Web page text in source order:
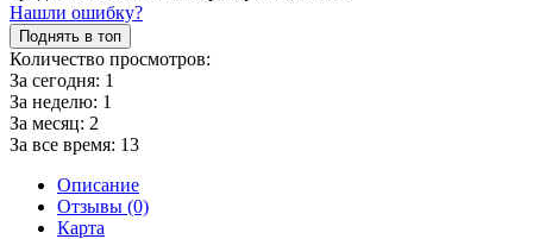
Нашли ошибку?
Поднять в топ
Количество просмотров:
За сегодня: 1
За неделю: 1
За месяц: 2
За все время: 13
Описание
Отзывы (0)
Карта